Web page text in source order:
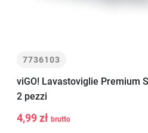
7736103
viGO! Lavastoviglie Premium
2 pezzi
4,99 zł brutto